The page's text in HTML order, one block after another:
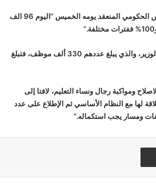
وقال بنموسى في كلمته بالندوة الصحفية التي أعقبت أشغال المجلس الحكومي المنعقد يومه الخميس “اليوم 96 الف
وبمقارنة عدد المضربين مع العدد الاجمالي لموظفي القطاع، يضيف الوزير، والذي يبلغ عددهم 330 ألف موظف، فتبلغ
ومواكبة رجال ونساء التعليم، لافتا إلى
لها مع النظام الأساسي ثم الإطلاع على عدد
ومسار يجب استكماله.”
مشاركة عبر البريد